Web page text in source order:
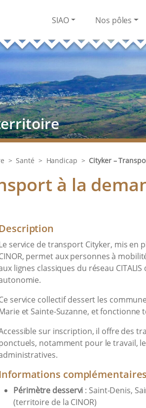
SIAO Nos pôles
> Santé > Handicap > Cityker –
à la
Description
service de transport Cityker, mis en
permet aux personnes à
lignes classiques du réseau
service collectif dessert les
et Sainte-Suzanne, et fonctionne
sur inscription, il offre des
notamment pour le travail,
Informations
Périmètre desservi : Saint-Denis,
(territoire de la CINOR)